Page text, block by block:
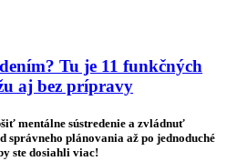
Tu je 11 funkčných
aj bez prípravy
mentálne sústredenie a zvládnuť
správneho plánovania až po jednoduché
ste dosiahli viac!